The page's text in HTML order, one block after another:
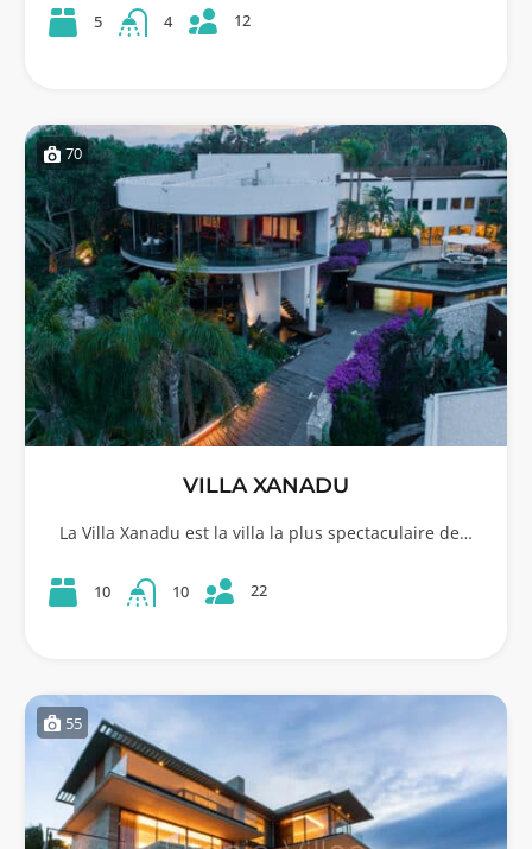
5 4 12
70
VILLA XANADU
La Villa Xanadu est la villa la plus spectaculaire de…
10 10 22
55